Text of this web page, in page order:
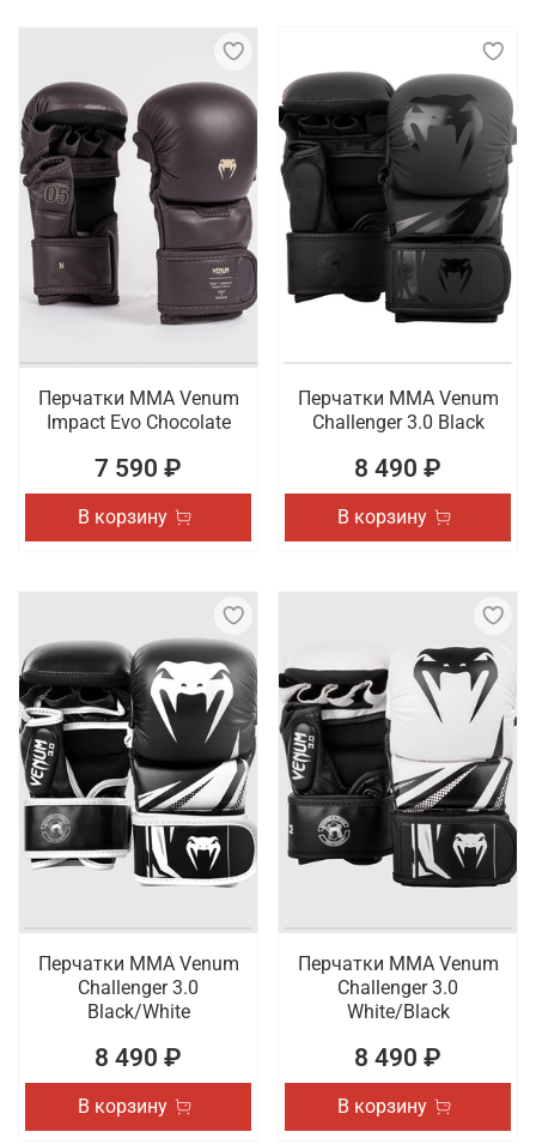
Перчатки ММА Venum
Impact Evo Chocolate
7 590 ₽
В корзину
Перчатки ММА Venum
Challenger 3.0 Black
8 490 ₽
В корзину
Перчатки ММА Venum
Challenger 3.0
Black/White
8 490 ₽
В корзину
Перчатки ММА Venum
Challenger 3.0
White/Black
8 490 ₽
В корзину